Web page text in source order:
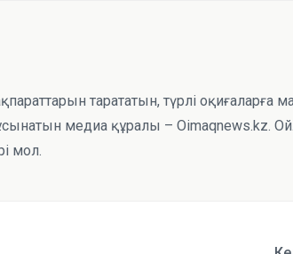
тарататын, түрлі оқиғаларға
медиа құралы – Oimaqnews.kz.
мол.